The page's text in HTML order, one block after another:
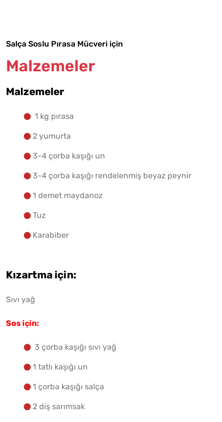
Salça Soslu Pırasa Mücveri için
Malzemeler
Malzemeler
1 kg pırasa
2 yumurta
3-4 çorba kaşığı un
3-4 çorba kaşığı rendelenmiş beyaz peynir
1 demet maydanoz
Tuz
Karabiber
Kızartma için:
Sıvı yağ
Sos için:
3 çorba kaşığı sıvı yağ
1 tatlı kaşığı un
1 çorba kaşığı salça
2 diş sarımsak